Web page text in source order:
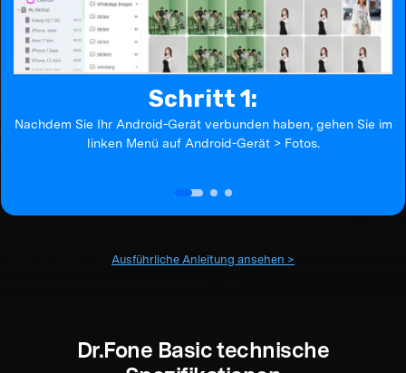
Schritt 1:
Nachdem Sie Ihr Android-Gerät verbunden haben, gehen Sie im
linken Menü auf Android-Gerät > Fotos.
Ausführliche Anleitung ansehen >
Dr.Fone Basic technische